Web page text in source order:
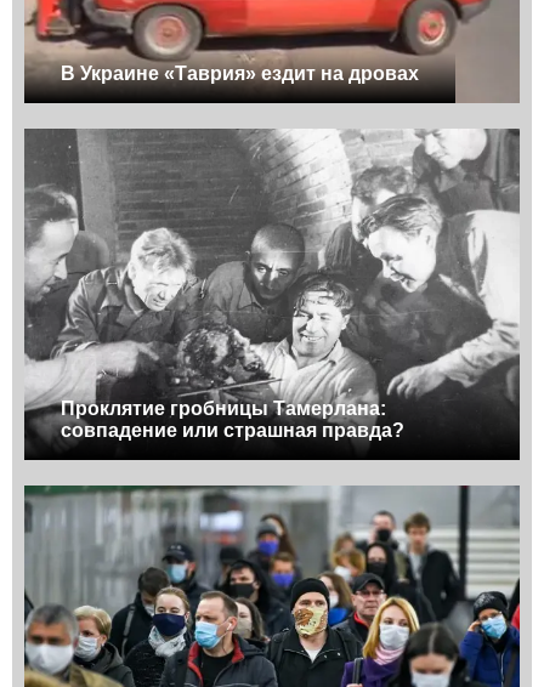
В Украине «Таврия» ездит на дровах
Проклятие гробницы Тамерлана:
совпадение или страшная правда?